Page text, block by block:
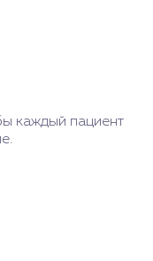
каждый пациент